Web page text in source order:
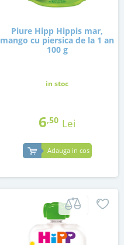
Piure Hipp Hippis mar,
mango cu piersica de la 1 an
100 g
in stoc
6,50 Lei
Adauga in cos